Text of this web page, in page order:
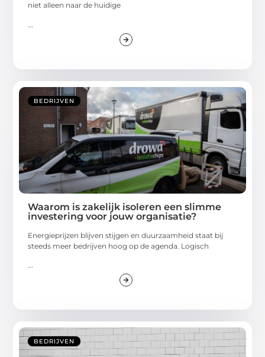
niet alleen naar de huidige
BEDRIJVEN
Waarom is zakelijk isoleren een slimme
investering voor jouw organisatie?
Energieprijzen blijven stijgen en duurzaamheid staat bij
steeds meer bedrijven hoog op de agenda. Logisch
...
BEDRIJVEN